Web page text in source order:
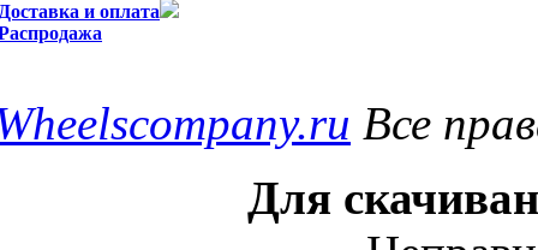
и оплата
Все
Для